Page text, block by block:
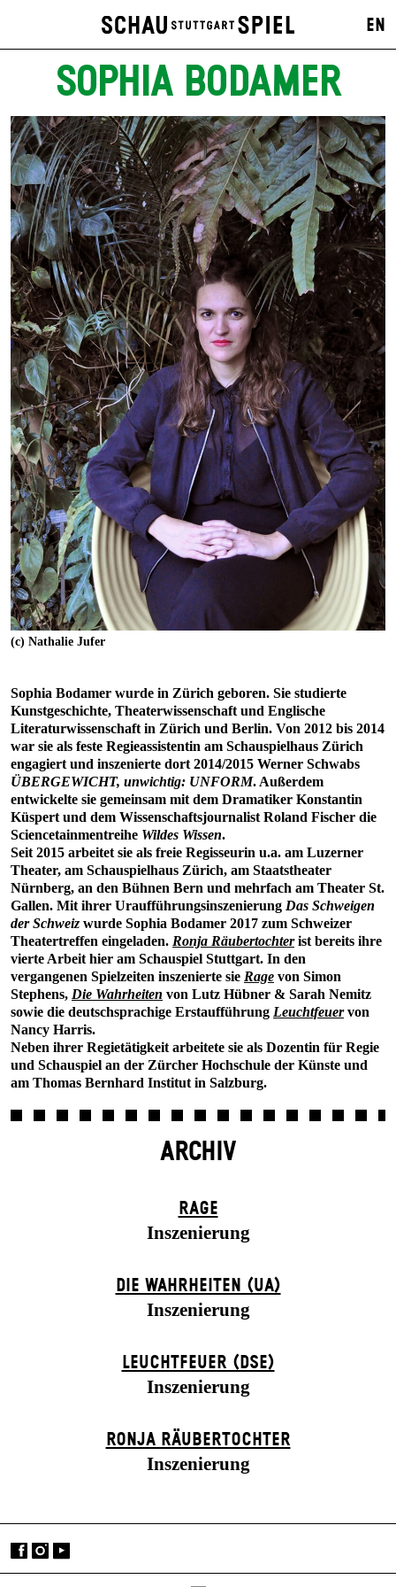
EN
SOPHIA BODAMER
(c) Nathalie Jufer
Sophia Bodamer wurde in Zürich geboren. Sie studierte
Kunstgeschichte, Theaterwissenschaft und Englische
Literaturwissenschaft in Zürich und Berlin. Von 2012 bis 2014
war sie als feste Regieassistentin am Schauspielhaus Zürich
engagiert und inszenierte dort 2014/2015 Werner Schwabs
ÜBERGEWICHT, unwichtig: UNFORM. Außerdem
entwickelte sie gemeinsam mit dem Dramatiker Konstantin
Küspert und dem Wissenschaftsjournalist Roland Fischer die
Sciencetainmentreihe Wildes Wissen.
Seit 2015 arbeitet sie als freie Regisseurin u.a. am Luzerner
Theater, am Schauspielhaus Zürich, am Staatstheater
Nürnberg, an den Bühnen Bern und mehrfach am Theater St.
Gallen. Mit ihrer Uraufführungsinszenierung Das Schweigen
der Schweiz wurde Sophia Bodamer 2017 zum Schweizer
Theatertreffen eingeladen. Ronja Räubertochterist bereits ihre
vierte Arbeit hier am Schauspiel Stuttgart. In den
vergangenen Spielzeiten inszenierte sie Rage von Simon
Stephens, Die Wahrheiten von Lutz Hübner & Sarah Nemitz
sowie die deutschsprachige Erstaufführung Leuchtfeuervon
Nancy Harris.
Neben ihrer Regietätigkeit arbeitete sie als Dozentin für Regie
und Schauspiel an der Zürcher Hochschule der Künste und
am Thomas Bernhard Institut in Salzburg.
ARCHIV
RAGE
Inszenierung
DIE WAHRHEITEN (UA)
Inszenierung
LEUCHTFEUER (DSE)
Inszenierung
RONJA RÄUBER­TOCHTER
Inszenierung